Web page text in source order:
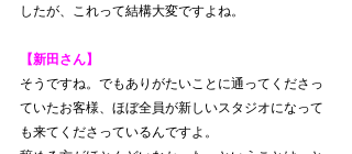
したが、これって結構大変ですよね。
【新田さん】
そうですね。でもありがたいことに通ってくださっ
ていたお客様、ほぼ全員が新しいスタジオになって
も来てくださっているんですよ。